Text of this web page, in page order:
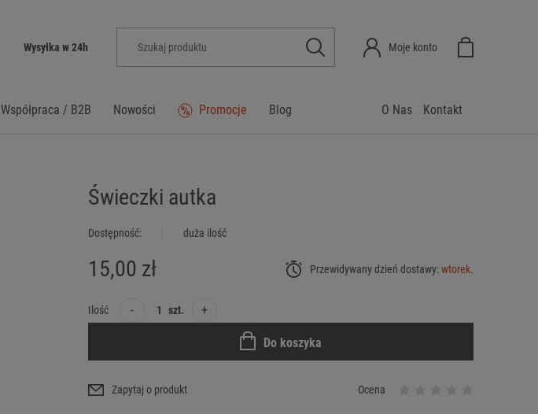
Wysyłka w 24h Moje konto
Współpraca / B2B Nowości Promocje Blog Kontakt
O Nas
Świeczki autka
Dostępność: duża ilość
15,00 zł Przewidywany dzień dostawy:wtorek.
Ilość - szt. +
Do koszyka
Zapytaj o produkt Ocena